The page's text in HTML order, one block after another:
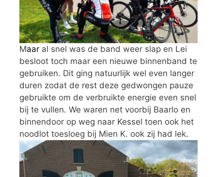
Maar al snel was de band weer slap en Lei
besloot toch maar een nieuwe binnenband te
gebruiken. Dit ging natuurlijk wel even langer
duren zodat de rest deze gedwongen pauze
gebruikte om de verbruikte energie even snel
bij te vullen. We waren net voorbij Baarlo en
binnendoor op weg naar Kessel toen ook het
noodlot toesloeg bij Mien K. ook zij had lek.